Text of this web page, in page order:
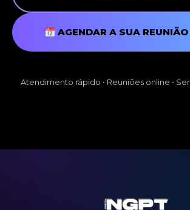
AGENDAR A SUA REUNIÃO
Atendimento rápido • Reuniões online •